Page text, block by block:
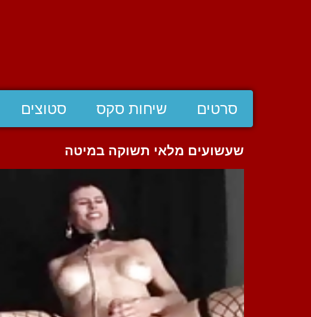
סרטים שיחות סקס סטוצים
שעשועים מלאי תשוקה במיטה